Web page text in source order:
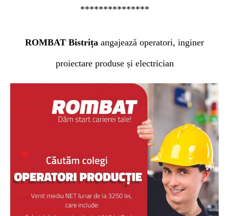
***************
ROMBAT Bistrița angajează operatori, inginer
proiectare produse și electrician